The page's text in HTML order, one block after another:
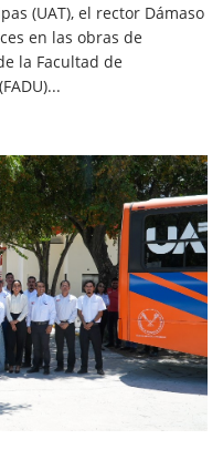
(UAT), el rector Dámaso
en las obras de
la Facultad de